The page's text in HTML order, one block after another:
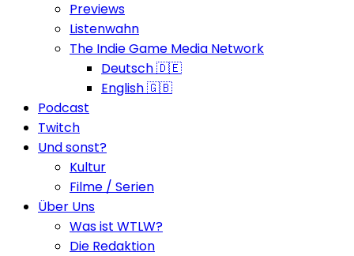
Previews
Listenwahn
The Indie Game Media Network
Deutsch 🇩🇪
English 🇬🇧
Podcast
Twitch
Und sonst?
Kultur
Filme / Serien
Über Uns
Was ist WTLW?
Die Redaktion